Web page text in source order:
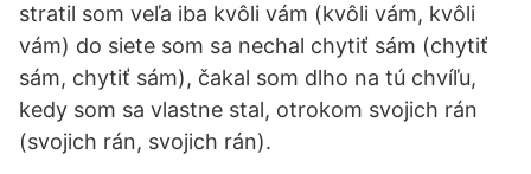
stratil som veľa iba kvôli vám (kvôli vám, kvôli
vám) do siete som sa nechal chytiť sám (chytiť
sám, chytiť sám), čakal som dlho na tú chvíľu,
kedy som sa vlastne stal, otrokom svojich rán
(svojich rán, svojich rán).